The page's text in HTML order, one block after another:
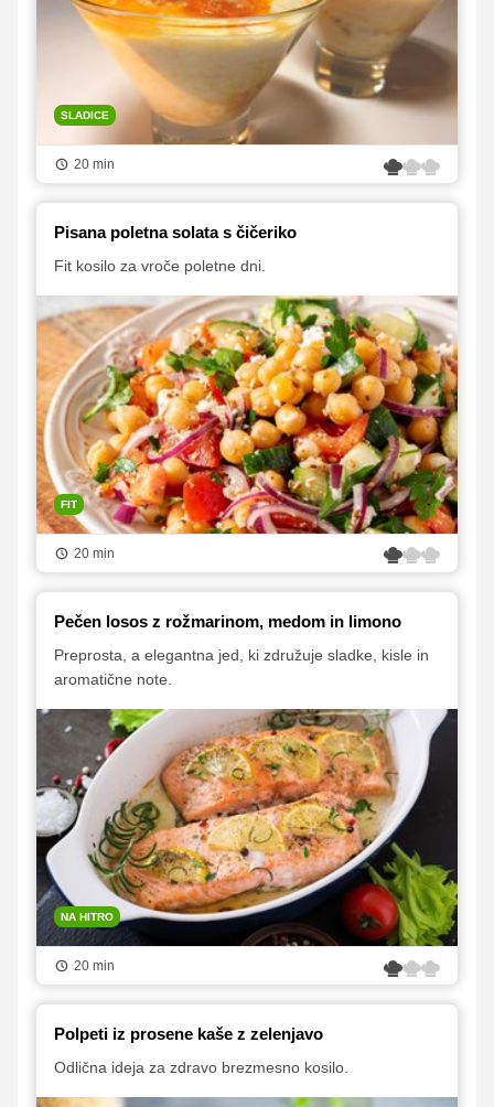
SLADICE
20 min
Pisana poletna solata s čičeriko
Fit kosilo za vroče poletne dni.
FIT
20 min
Pečen losos z rožmarinom, medom in limono
Preprosta, a elegantna jed, ki združuje sladke, kisle in
aromatične note.
NA HITRO
20 min
Polpeti iz prosene kaše z zelenjavo
Odlična ideja za zdravo brezmesno kosilo.